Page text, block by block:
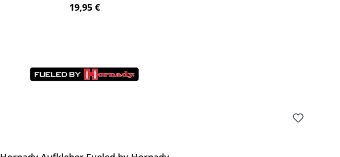
Regulärer Preis:
19,95 €